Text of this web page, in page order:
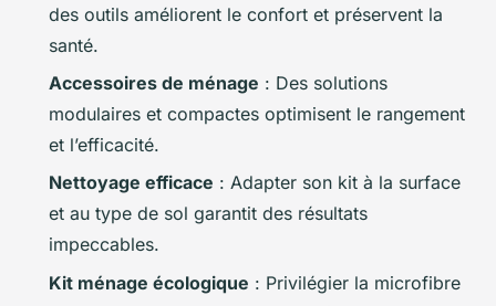
des outils améliorent le confort et préservent la
santé.
Accessoires de ménage : Des solutions
modulaires et compactes optimisent le rangement
et l’efficacité.
Nettoyage efficace : Adapter son kit à la surface
et au type de sol garantit des résultats
impeccables.
Kit ménage écologique : Privilégier la microfibre